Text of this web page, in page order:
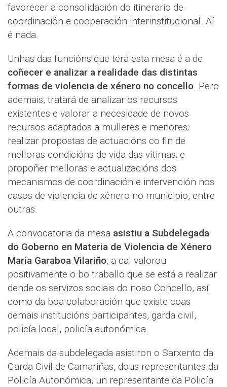
favorecer a consolidación do itinerario de
coordinación e cooperación interinstitucional. Aí
é nada.
Unhas das funcións que terá esta mesa é a de
coñecer e analizar a realidade das distintas
formas de violencia de xénero no concello. Pero
ademais, tratará de analizar os recursos
existentes e valorar a necesidade de novos
recursos adaptados a mulleres e menores;
realizar propostas de actuacións co fin de
melloras condicións de vida das vítimas; e
propoñer melloras e actualizacións dos
mecanismos de coordinación e intervención nos
casos de violencia de xénero no municipio, entre
outras.
Á convocatoria da mesa asistiu a Subdelegada
do Goberno en Materia de Violencia de Xénero
María Garaboa Vilariño, a cal valorou
positivamente o bo traballo que se está a realizar
dende os servizos sociais do noso Concello, así
como da boa colaboración que existe coas
demais institucións participantes, garda civil,
policía local, policía autonómica.
Ademais da subdelegada asistiron o Sarxento da
Garda Civil de Camariñas, dous representantes da
Policía Autonómica, un representante da Policía